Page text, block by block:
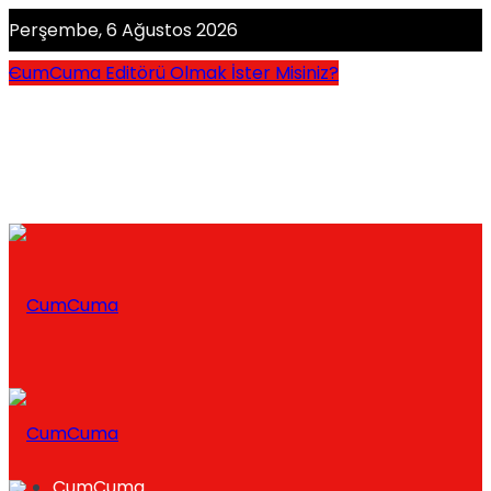
Perşembe, 6 Ağustos 2026
CumCuma Editörü Olmak İster Misiniz?